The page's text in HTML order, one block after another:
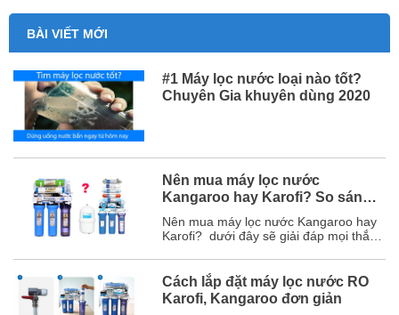
BÀI VIẾT MỚI
#1 Máy lọc nước loại nào tốt?
Chuyên Gia khuyên dùng 2020
Nên mua máy lọc nước
Kangaroo hay Karofi? So sánh
chi tiết
Nên mua máy lọc nước Kangaroo hay
Karofi? dưới đây sẽ giải đáp mọi thắc
này, bạn sẽ chọn được hãng máy lọc
nước phù hợp với mình. Mục lục 1. So
sánh chi tiết máy lọc nước Karofi và
Kangaroo ...
Cách lắp đặt máy lọc nước RO
Karofi, Kangaroo đơn giản